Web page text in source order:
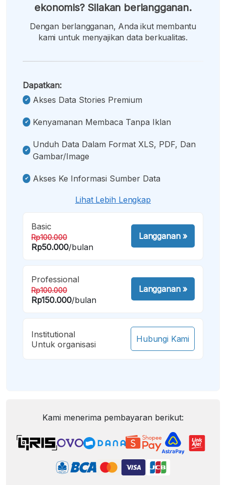
ekonomis? Silakan berlangganan.
Dengan berlangganan, Anda ikut membantu
kami untuk menyajikan data berkualitas.
Dapatkan:
Akses Data Stories Premium
Kenyamanan Membaca Tanpa Iklan
Unduh Data Dalam Format XLS, PDF, Dan
Gambar/image
Akses Ke Informasi Sumber Data
Lihat Lebih Lengkap
Basic
Rp100.000
Rp50.000/bulan
Langganan»
Professional
Rp100.000
Rp150.000/bulan
Langganan»
Institutional
Untuk organisasi
Hubungi Kami
Kami menerima pembayaran berikut: